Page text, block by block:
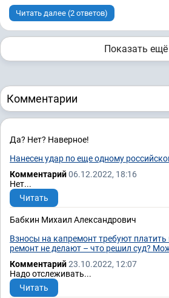
Читать далее (2 ответов)
Показать ещё
Комментарии
Да? Нет? Наверное!
Нанесен удар по еще одному
Комментарий06.12.2022, 18:16
Нет...
Читать
Бабкин Михаил Александрович
Взносы на капремонт требуют
ремонт не делают – что решил суд?
Комментарий23.10.2022, 12:07
Надо отслеживать...
Читать